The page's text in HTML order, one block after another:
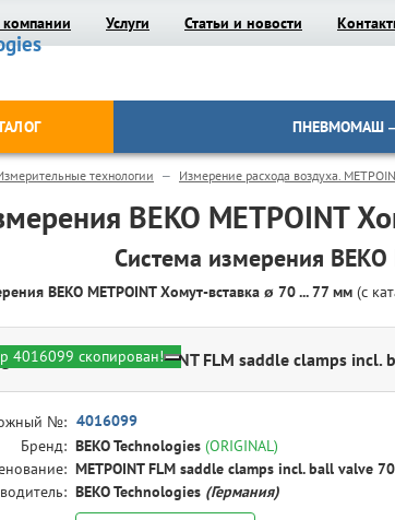
Услуги Статьи и новости
ПНЕВМОМАШ
технологии Измерение расхода воздуха.
BEKO METPOINT
Система измерения
BEKO METPOINT Хомут-вставка ø 70 ... 77 мм (с
4016099 - METPOINT FLM saddle clamps
№: 4016099
Бренд: BEKO Technologies (ORIGINAL)
METPOINT FLM saddle clamps incl. ball valve
BEKO Technologies (Германия)
4016099 скопирован!